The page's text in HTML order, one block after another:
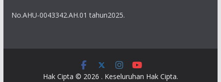
No.AHU-0043342.AH.01 tahun2025.
Hak Cipta © 2026 . Keseluruhan Hak Cipta.